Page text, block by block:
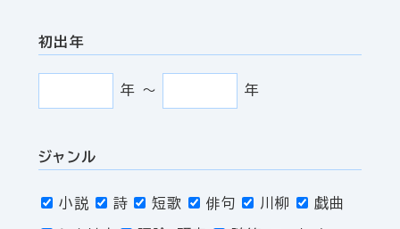
初出年
年 〜 年
ジャンル
小説 詩 短歌 俳句 川柳 戯曲